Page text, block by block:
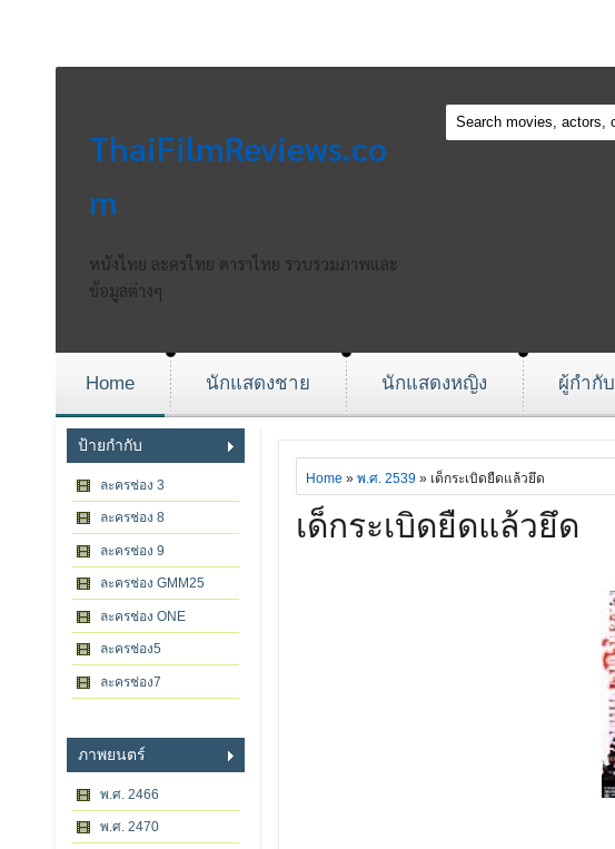
ThaiFilmReviews.co
m
หนังไทย ละครไทย ดาราไทย รวบรวมภาพและ
ข้อมูลต่างๆ
Home นักแสดงชาย นักแสดงหญิง ผู้กำกับ
ป้ายกำกับ
ละครช่อง 3
ละครช่อง 8
ละครช่อง 9
ละครช่อง GMM25
ละครช่อง ONE
ละครช่อง5
ละครช่อง7
ภาพยนตร์
พ.ศ. 2466
พ.ศ. 2470
Home » พ.ศ. 2539» เด็กระเบิดยืดแล้วยึด
เด็กระเบิดยืดแล้วยึด